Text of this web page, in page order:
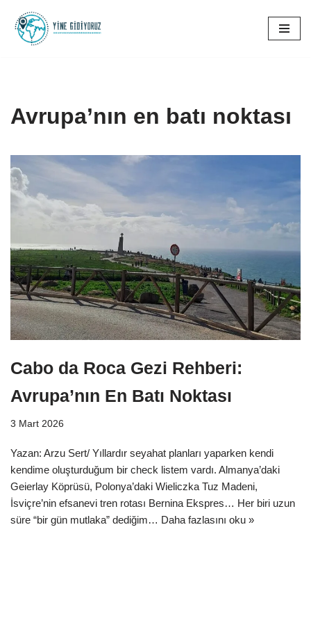
İçeriğe
Avrupa’nın en batı noktası
Cabo da Roca Gezi Rehberi:
Avrupa’nın En Batı Noktası
3 Mart 2026
Yazan: Arzu Sert/ Yıllardır seyahat planları yaparken kendi
kendime oluşturduğum bir check listem vardı. Almanya’daki
Geierlay Köprüsü, Polonya’daki Wieliczka Tuz Madeni,
İsviçre’nin efsanevi tren rotası Bernina Ekspres… Her biri uzun
süre “bir gün mutlaka” dediğim… Daha fazlasını oku »